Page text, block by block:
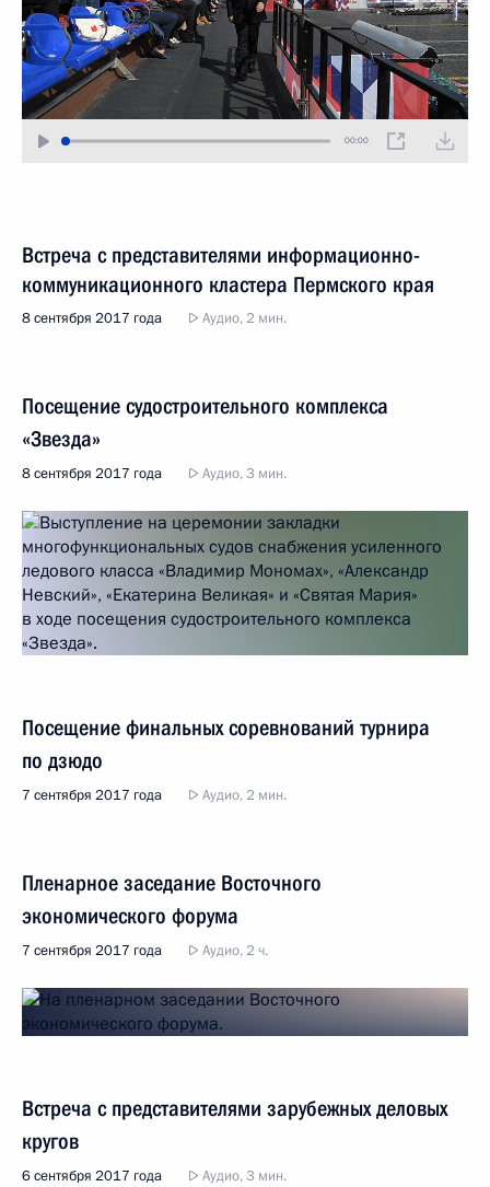
00:00
Встреча с представителями информационно-
коммуникационного кластера Пермского края
8 сентября 2017 года Аудио, 2 мин.
Посещение судостроительного комплекса
«Звезда»
8 сентября 2017 года Аудио, 3 мин.
Посещение финальных соревнований турнира
по дзюдо
7 сентября 2017 года Аудио, 2 мин.
Пленарное заседание Восточного
экономического форума
7 сентября 2017 года Аудио, 2 ч.
Встреча с представителями зарубежных деловых
кругов
6 сентября 2017 года Аудио, 3 мин.